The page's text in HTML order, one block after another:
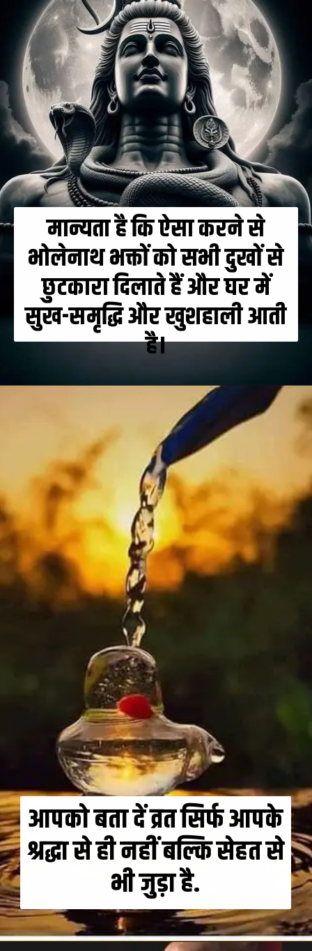
मान्यता है कि ऐसा करने से
भोलेनाथ भक्तों को सभी दुखों से
छुटकारा दिलाते हैं और घर में
सुख-समृद्धि और खुशहाली आती
है।
आपको बता दें व्रत सिर्फ आपके
श्रद्धा से ही नहीं बल्कि सेहत से
भी जुड़ा है.